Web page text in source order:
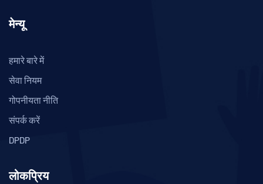
मेन्यू
हमारे बारे में
सेवा नियम
गोपनीयता नीति
संपर्क करें
DPDP
लोकप्रिय